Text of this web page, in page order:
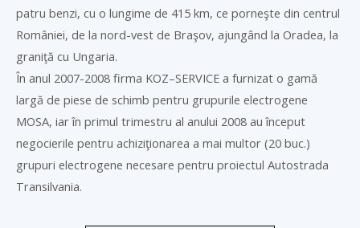
patru benzi, cu o lungime de 415 km, ce porneşte din centrul
României, de la nord-vest de Braşov, ajungând la Oradea, la
graniţă cu Ungaria.
În anul 2007-2008 firma KOZ–SERVICE a furnizat o gamă
largă de piese de schimb pentru grupurile electrogene
MOSA, iar în primul trimestru al anului 2008 au început
negocierile pentru achiziţionarea a mai multor (20 buc.)
grupuri electrogene necesare pentru proiectul Autostrada
Transilvania.